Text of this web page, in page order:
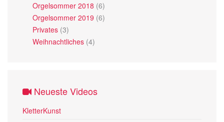
Orgelsommer 2018 (6)
Orgelsommer 2019 (6)
Privates (3)
Weihnachtliches (4)
Neueste Videos
KletterKunst